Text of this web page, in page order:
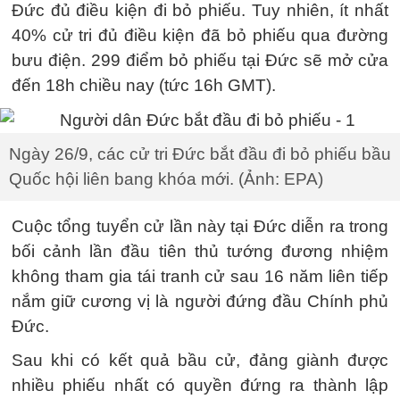
Đức đủ điều kiện đi bỏ phiếu. Tuy nhiên, ít nhất
40% cử tri đủ điều kiện đã bỏ phiếu qua đường
bưu điện. 299 điểm bỏ phiếu tại Đức sẽ mở cửa
đến 18h chiều nay (tức 16h GMT).
Ngày 26/9, các cử tri Đức bắt đầu đi bỏ phiếu bầu
Quốc hội liên bang khóa mới. (Ảnh: EPA)
Cuộc tổng tuyển cử lần này tại Đức diễn ra trong
bối cảnh lần đầu tiên thủ tướng đương nhiệm
không tham gia tái tranh cử sau 16 năm liên tiếp
nắm giữ cương vị là người đứng đầu Chính phủ
Đức.
Sau khi có kết quả bầu cử, đảng giành được
nhiều phiếu nhất có quyền đứng ra thành lập